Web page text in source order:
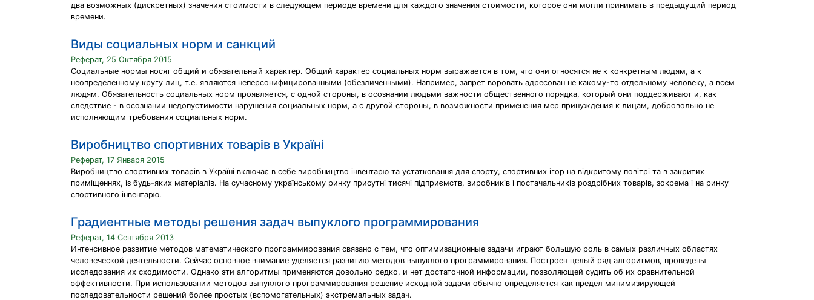
два возможных (дискретных) значения стоимости в следующем периоде времени для каждого значения стоимости, которое они могли принимать в предыдущий период
времени.
Виды социальных норм и санкций
Реферат, 25 Октября 2015
Социальные нормы носят общий и обязательный характер. Общий характер социальных норм выражается в том, что они относятся не к конкретным людям, а к
неопределенному кругу лиц, т.е. являются неперсонифицированными (обезличенными). Например, запрет воровать адресован не какому-то отдельному человеку, а всем
людям. Обязательность социальных норм проявляется, с одной стороны, в осознании людьми важности общественного порядка, который они поддерживают и, как
следствие - в осознании недопустимости нарушения социальных норм, а с другой стороны, в возможности применения мер принуждения к лицам, добровольно не
исполняющим требования социальных норм.
Виробництво спортивних товарів в Україні
Реферат, 17 Января 2015
Виробництво спортивних товарів в Україні включає в себе виробництво інвентарю та устатковання для спорту, спортивних ігор на відкритому повітрі та в закритих
приміщеннях, із будь-яких матеріалів. На сучасному українському ринку присутні тисячі підприємств, виробників і постачальників роздрібних товарів, зокрема і на ринку
спортивного інвентарю.
Градиентные методы решения задач выпуклого программирования
Реферат, 14 Сентября 2013
Интенсивное развитие методов математического программирования связано с тем, что оптимизационные задачи играют большую роль в самых различных областях
человеческой деятельности. Сейчас основное внимание уделяется развитию методов выпуклого программирования. Построен целый ряд алгоритмов, проведены
исследования их сходимости. Однако эти алгоритмы применяются довольно редко, и нет достаточной информации, позволяющей судить об их сравнительной
эффективности. При использовании методов выпуклого программирования решение исходной задачи обычно определяется как предел минимизирующей
последовательности решений более простых (вспомогательных) экстремальных задач.